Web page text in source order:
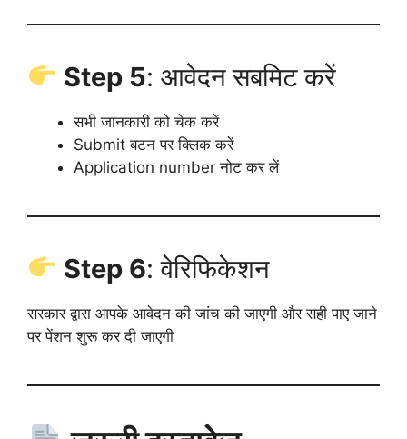
Step 5: आवेदन सबमिट करें
सभी जानकारी को चेक करें
Submit बटन पर क्लिक करें
Application number नोट कर लें
Step 6: वेरिफिकेशन
सरकार द्वारा आपके आवेदन की जांच की जाएगी और सही पाए जाने
पर पेंशन शुरू कर दी जाएगी